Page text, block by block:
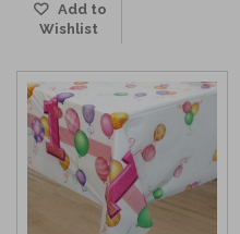
Add to
Wishlist